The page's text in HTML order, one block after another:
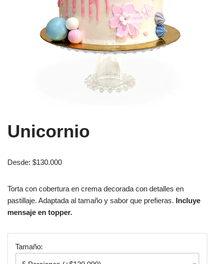
Unicornio
Desde: $130.000
Torta con cobertura en crema decorada con detalles en
pastillaje. Adaptada al tamaño y sabor que prefieras. Incluye
mensaje en topper.
Tamaño: